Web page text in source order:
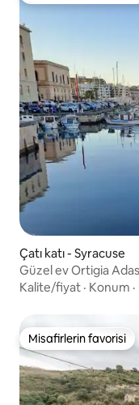
Çatı katı - Syracuse
Güzel ev Ortigia
Kalite/fiyat · Konum ·
Misafirlerin favorisi
Misafirlerin favorisi